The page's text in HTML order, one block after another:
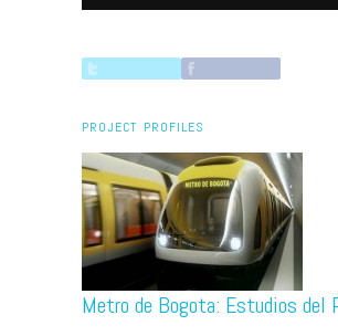
PROJECT PROFILES
Metro de Bogota: Estudios del